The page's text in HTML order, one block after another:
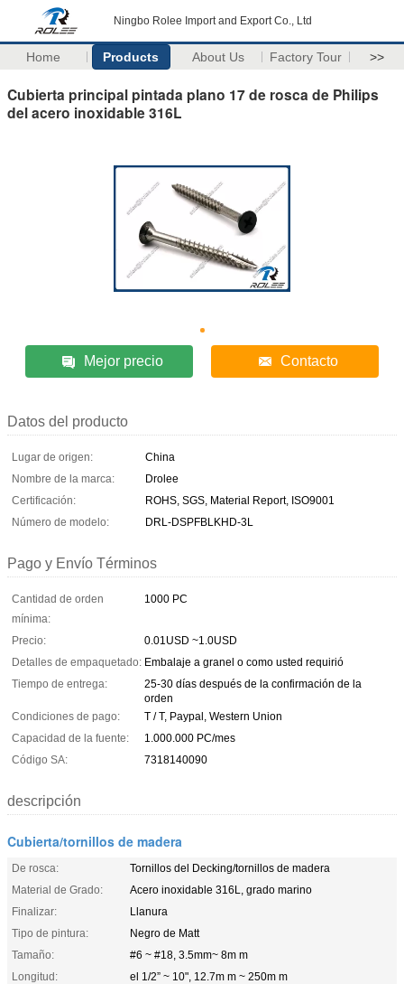
Ningbo Rolee Import and Export Co., Ltd
Home Products About Us Factory Tour >>
Cubierta principal pintada plano 17 de rosca de Philips
del acero inoxidable 316L
Mejor precio Contacto
Datos del producto
Lugar de origen:
China
Nombre de la marca:
Drolee
Certificación:
ROHS, SGS, Material Report, ISO9001
Número de modelo:
DRL-DSPFBLKHD-3L
Pago y Envío Términos
Cantidad de orden
mínima:
1000 PC
Precio:
0.01USD ~1.0USD
Detalles de empaquetado: Embalaje a granel o como usted requirió
Tiempo de entrega:
25-30 días después de la confirmación de la
orden
Condiciones de pago:
T / T, Paypal, Western Union
Capacidad de la fuente:
1.000.000 PC/mes
Código SA:
7318140090
descripción
Cubierta/tornillos de madera
De rosca:
Tornillos del Decking/tornillos de madera
Material de Grado:
Acero inoxidable 316L, grado marino
Finalizar:
Llanura
Tipo de pintura:
Negro de Matt
Tamaño:
#6 ~ #18, 3.5mm~ 8m m
Longitud:
el 1/2” ~ 10", 12.7m m ~ 250m m